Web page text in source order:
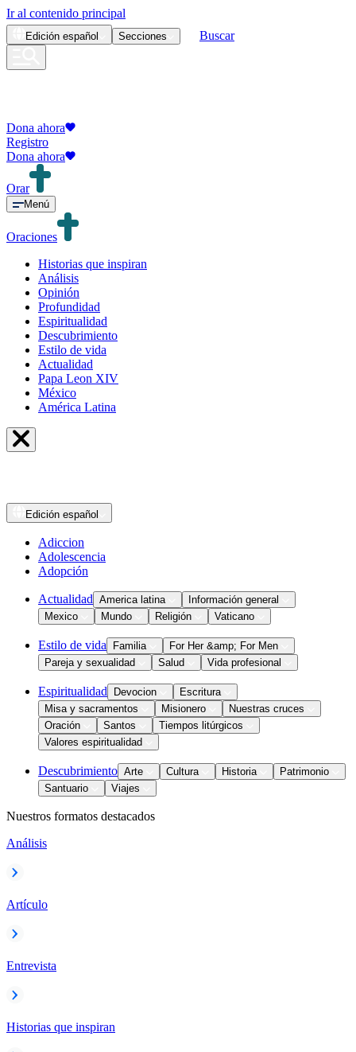
Ir al contenido principal
Edición español Secciones Buscar
Dona ahora
Registro
Dona ahora
Orar
Menú
Oraciones
Historias que inspiran
Análisis
Opinión
Profundidad
Espiritualidad
Descubrimiento
Estilo de vida
Actualidad
Papa Leon XIV
México
América Latina
Edición español
Adiccion
Adolescencia
Adopción
Actualidad America latina
Información general
Mexico
Mundo Religión Vaticano
Estilo de vida Familia
For Her &amp; For Men
Pareja y sexualidad
Salud Vida profesional
Espiritualidad Devocion
Escritura
Misa y sacramentos
Misionero
Nuestras cruces
Oración
Santos
Tiempos litúrgicos
Valores espiritualidad
Descubrimiento Arte Cultura Historia
Patrimonio
Santuario
Viajes
Nuestros formatos destacados
Análisis
Artículo
Entrevista
Historias que inspiran